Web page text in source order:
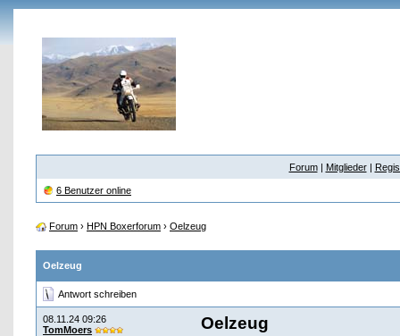
Forum| Mitglieder|
6 Benutzer online
Forum › HPN Boxerforum › Oelzeug
Oelzeug
Antwort schreiben
08.11.24 09:26
TomMoers
Oelzeug